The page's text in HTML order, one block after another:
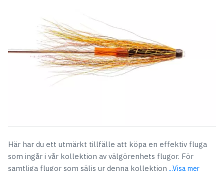
Här har du ett utmärkt tillfälle att köpa en effektiv fluga
som ingår i vår kollektion av välgörenhets flugor. För
samtliga flugor som säljs ur denna kollektion ...Visa mer